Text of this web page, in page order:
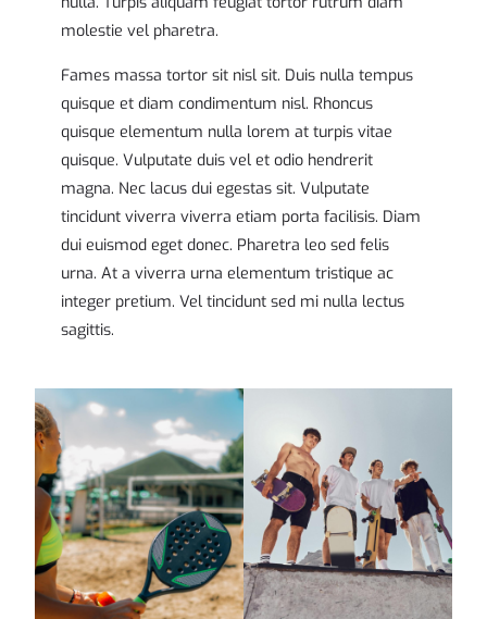
molestie vel pharetra.
Fames massa tortor sit nisl sit. Duis nulla tempus
quisque et diam condimentum nisl. Rhoncus
quisque elementum nulla lorem at turpis vitae
quisque. Vulputate duis vel et odio hendrerit
magna. Nec lacus dui egestas sit. Vulputate
tincidunt viverra viverra etiam porta facilisis. Diam
dui euismod eget donec. Pharetra leo sed felis
urna. At a viverra urna elementum tristique ac
integer pretium. Vel tincidunt sed mi nulla lectus
sagittis.